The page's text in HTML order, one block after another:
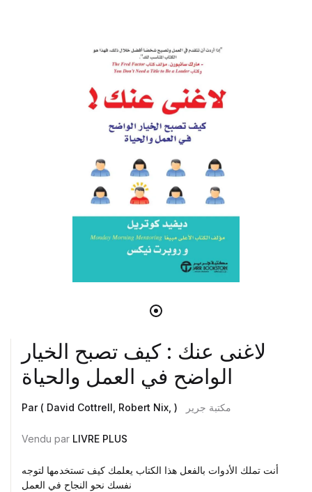
لاغنى عنك : كيف تصبح الخيار
الواضح في العمل والحياة
Par ( David Cottrell, Robert Nix, ) مكتبة جرير
Vendu par LIVRE PLUS
أنت تملك الأدوات بالفعل هذا الكتاب يعلمك كيف تستخدمها لتوجه
نفسك نحو النجاح في العمل